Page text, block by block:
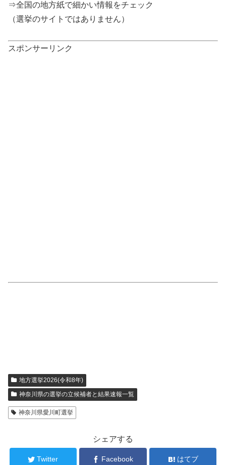
⇒全国の地方紙で細かい情報をチェック
（選挙のサイトではありません）
スポンサーリンク
地方選挙2026(令和8年)
神奈川県の選挙の立候補者と結果速報一覧
神奈川県愛川町選挙
シェアする
Twitter Facebook はてブ